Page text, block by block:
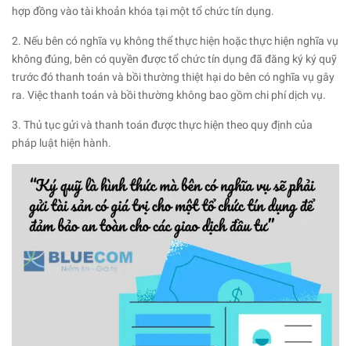
hợp đồng vào tài khoản khóa tại một tổ chức tín dụng.
2. Nếu bên có nghĩa vụ không thể thực hiện hoặc thực hiện nghĩa vụ
không đúng, bên có quyền được tổ chức tín dụng đã đăng ký ký quỹ
trước đó thanh toán và bồi thường thiệt hại do bên có nghĩa vụ gây
ra. Việc thanh toán và bồi thường không bao gồm chi phí dịch vụ.
3. Thủ tục gửi và thanh toán được thực hiện theo quy định của
pháp luật hiện hành.